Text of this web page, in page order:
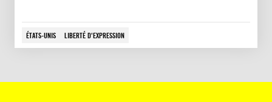
ÉTATS-UNIS LIBERTÉ D'EXPRESSION